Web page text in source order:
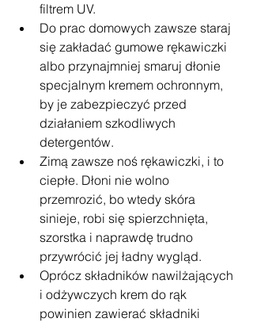
filtrem UV.
Do prac domowych zawsze staraj
się zakładać gumowe rękawiczki
albo przynajmniej smaruj dłonie
specjalnym kremem ochronnym,
by je zabezpieczyć przed
działaniem szkodliwych
detergentów.
Zimą zawsze noś rękawiczki, i to
ciepłe. Dłoni nie wolno
przemrozić, bo wtedy skóra
sinieje, robi się spierzchnięta,
szorstka i naprawdę trudno
przywrócić jej ładny wygląd.
Oprócz składników nawilżających
i odżywczych krem do rąk
powinien zawierać składniki